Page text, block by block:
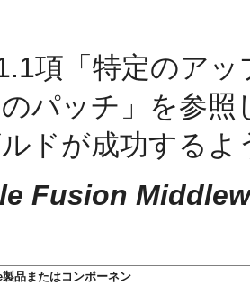
項「特定のア
パッチ」を参
ドが成功する
Fusion
品またはコンポーネン